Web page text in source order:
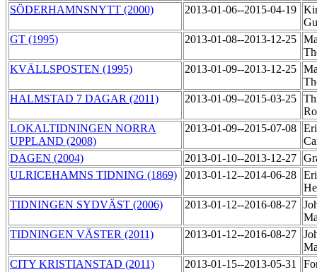
SÖDERHAMNSNYTT (2000)
2013-01-06--2015-04-19
GT (1995)
2013-01-08--2013-12-25
KVÄLLSPOSTEN (1995)
2013-01-09--2013-12-25
HALMSTAD 7 DAGAR (2011)
2013-01-09--2015-03-25
LOKALTIDNINGEN NORRA
UPPLAND (2008)
2013-01-09--2015-07-08
DAGEN (2004)
2013-01-10--2013-12-27
ULRICEHAMNS TIDNING (1869)
2013-01-12--2014-06-28
TIDNINGEN SYDVÄST (2006)
2013-01-12--2016-08-27
TIDNINGEN VÄSTER (2011)
2013-01-12--2016-08-27
CITY KRISTIANSTAD (2011)
2013-01-15--2013-05-31